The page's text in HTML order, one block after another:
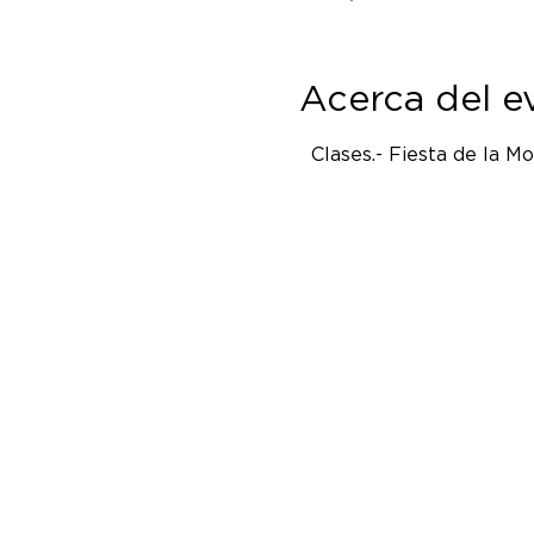
Acerca del
Clases.- Fiesta de la